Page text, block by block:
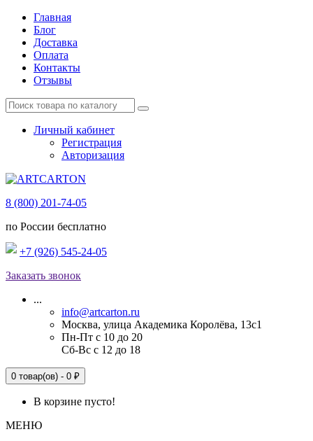
Главная
Блог
Доставка
Оплата
Контакты
Отзывы
Личный кабинет
Регистрация
Авторизация
8 (800) 201-74-05
по России бесплатно
+7 (926) 545-24-05
Заказать звонок
...
info@artcarton.ru
Москва, улица Академика Королёва, 13с1
Пн-Пт с 10 до 20
Сб-Вс с 12 до 18
0 товар(ов) - 0 ₽
В корзине пусто!
МЕНЮ